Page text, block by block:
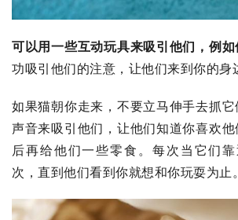
可以用一些互动玩具来吸引他们，例
功吸引他们的注意，让他们来到你的身
如果猫朝你走来，不要立马伸手去抓
声音来吸引他们，让他们知道你喜欢
后再给他们一些零食。每次当它们
次，直到他们看到你就想和你玩耍为止。